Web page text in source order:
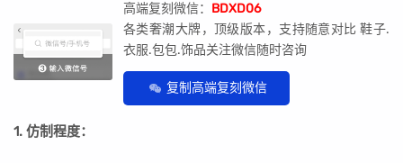
高端复刻微信： BDXD06
各类奢潮大牌，顶级版本，支持随意对比 鞋子.
衣服.包包.饰品关注微信随时咨询
复制高端复刻微信
1. 仿制程度：